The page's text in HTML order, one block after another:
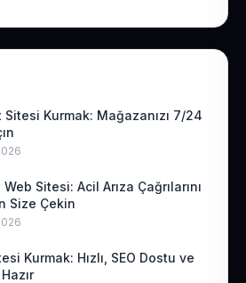
Sitesi Kurmak: Mağazanızı 7/24
Sitesi: Acil Arıza Çağrılarını
Size Çekin
Kurmak: Hızlı, SEO Dostu ve